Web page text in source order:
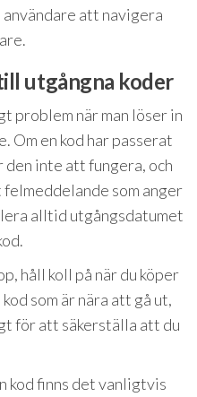
användare att navigera
utgångna koder
problem när man löser in
Om en kod har passerat
inte att fungera, och
som anger
alltid utgångsdatumet
håll koll på när du köper
som är nära att gå ut,
för att säkerställa att du
kod finns det vanligtvis